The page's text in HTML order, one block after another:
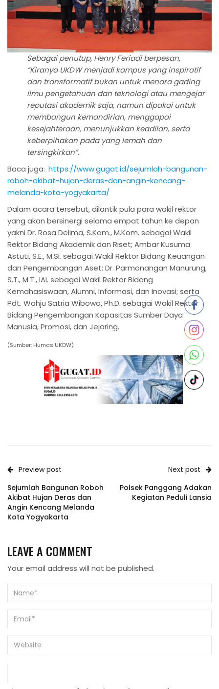
Sebagai penutup, Henry Feriadi berpesan,
“Kiranya UKDW menjadi kampus yang inspiratif
dan transformatif bukan untuk menara gading
ilmu pengetahuan dan teknologi atau mengejar
reputasi akademik saja, namun dipakai untuk
membangun kemandirian, menggapai
kesejahteraan, menunjukkan keadilan, serta
keberpihakan pada yang lemah dan
tersingkirkan”.
Baca juga: https://www.gugat.id/sejumlah-bangunan-
roboh-akibat-hujan-deras-dan-angin-kencang-
melanda-kota-yogyakarta/
Dalam acara tersebut, dilantik pula para wakil rektor
yang akan bersinergi selama empat tahun ke depan
yakni Dr. Rosa Delima, S.Kom., M.Kom. sebagai Wakil
Rektor Bidang Akademik dan Riset; Ambar Kusuma
Astuti, S.E., M.Si. sebagai Wakil Rektor Bidang Keuangan
dan Pengembangan Aset; Dr. Parmonangan Manurung,
S.T., M.T., IAI. sebagai Wakil Rektor Bidang
Kemahasiswaan, Alumni, Informasi, dan Inovasi; serta
Pdt. Wahju Satria Wibowo, Ph.D. sebagai Wakil Rektor
Bidang Pengembangan Kapasitas Sumber Daya
Manusia, Promosi, dan Jejaring.
(Sumber: Humas UKDW)
Preview post
Sejumlah Bangunan Roboh
Akibat Hujan Deras dan
Angin Kencang Melanda
Kota Yogyakarta
Next post
Polsek Panggang Adakan
Kegiatan Peduli Lansia
LEAVE A COMMENT
Your email address will not be published.